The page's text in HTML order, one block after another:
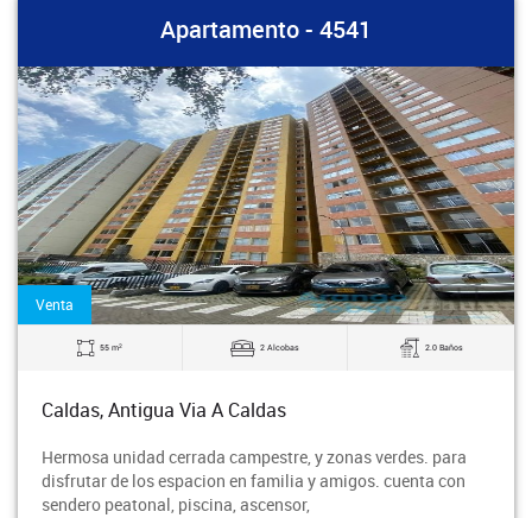
Apartamento - 4541
Venta
55 m2 2 Alcobas 2.0 Baños
Caldas, Antigua Via A Caldas
Hermosa unidad cerrada campestre, y zonas verdes. para
disfrutar de los espacion en familia y amigos. cuenta con
sendero peatonal, piscina, ascensor,